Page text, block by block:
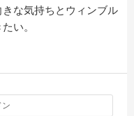
な気持ちとウィンブル
い。
ン